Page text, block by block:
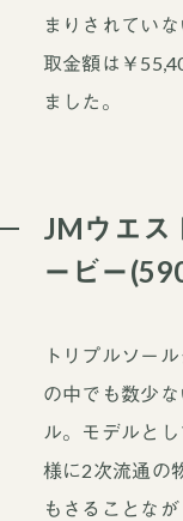
まりされてい
取金額は￥
ました。
JMウエス
ービー
トリプルソー
の中でも数少
ル。モデルと
様に2次流通の
もさることな